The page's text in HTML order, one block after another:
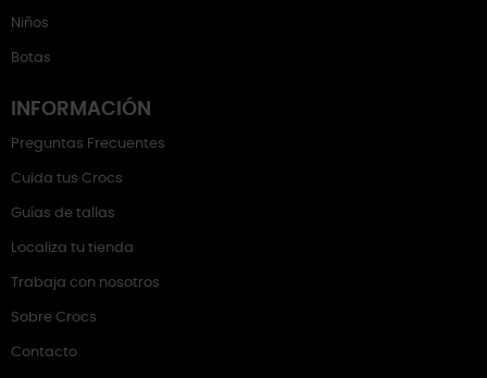
Niños
Botas
INFORMACIÓN
Preguntas Frecuentes
Cuida tus Crocs
Guías de tallas
Localiza tu tienda
Trabaja con nosotros
Sobre Crocs
Contacto